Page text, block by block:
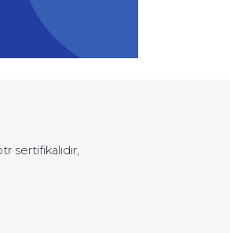
sertifikalıdır,